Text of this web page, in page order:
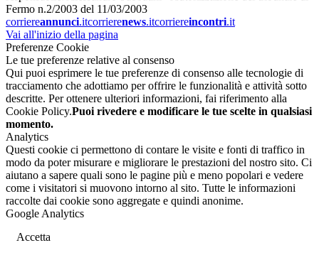
Fermo n.2/2003 del 11/03/2003
corriereannunci.itcorrierenews.itcorriereincontri.it
Vai all'inizio della pagina
Preferenze Cookie
Le tue preferenze relative al consenso
Qui puoi esprimere le tue preferenze di consenso alle tecnologie di
tracciamento che adottiamo per offrire le funzionalità e attività sotto
descritte. Per ottenere ulteriori informazioni, fai riferimento alla
Cookie Policy.Puoi rivedere e modificare le tue scelte in qualsiasi
momento.
Analytics
Questi cookie ci permettono di contare le visite e fonti di traffico in
modo da poter misurare e migliorare le prestazioni del nostro sito. Ci
aiutano a sapere quali sono le pagine più e meno popolari e vedere
come i visitatori si muovono intorno al sito. Tutte le informazioni
raccolte dai cookie sono aggregate e quindi anonime.
Google Analytics
Accetta